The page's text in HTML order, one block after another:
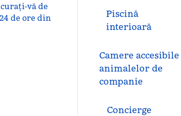
vă de
de ore din
Piscină
interioară
Camere accesibile
animalelor de
companie
Concierge